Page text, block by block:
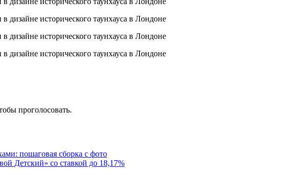
проголосовать.
пошаговая сборка с фото
Детский» со ставкой до 18,17%